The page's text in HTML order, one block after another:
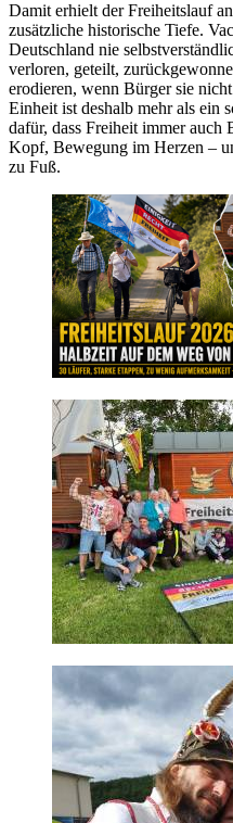
Damit erhielt der Freiheitslauf
zusätzliche historische Tiefe.
Deutschland nie
verloren, geteilt,
erodieren, wenn Bürger sie
Einheit ist deshalb mehr als ein
dafür, dass Freiheit immer
Kopf, Bewegung im Herzen –
zu Fuß.